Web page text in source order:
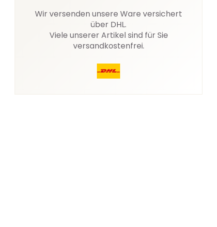
Wir versenden unsere Ware versichert
über DHL.
Viele unserer Artikel sind für Sie
versandkostenfrei.